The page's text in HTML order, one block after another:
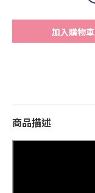
加入購物車
商品描述